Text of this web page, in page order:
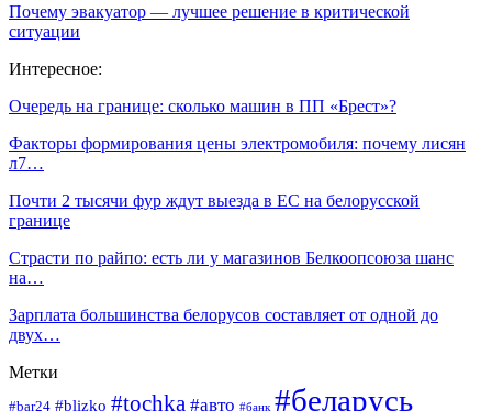
Почему эвакуатор — лучшее решение в критической
ситуации
Интересное:
Очередь на границе: сколько машин в ПП «Брест»?
Факторы формирования цены электромобиля: почему лисян
л7…
Почти 2 тысячи фур ждут выезда в ЕС на белорусской
границе
Страсти по райпо: есть ли у магазинов Белкоопсоюза шанс
на…
Зарплата большинства белорусов составляет от одной до
двух…
Метки
#bar24 #blizko #tochka #авто #банк #беларусь